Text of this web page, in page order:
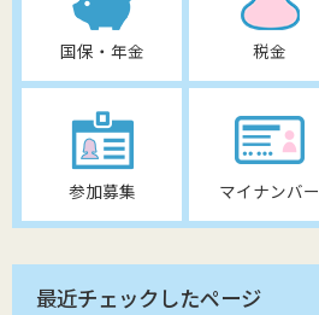
国保・年金 税金
参加募集 マイナンバー
最近チェックしたページ